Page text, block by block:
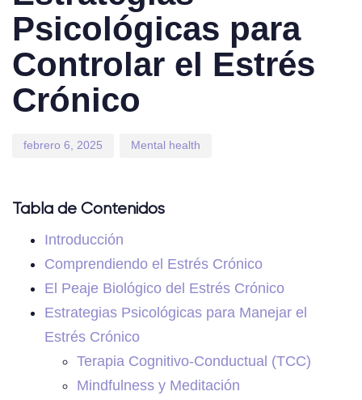
Psicológicas para
Controlar el Estrés
Crónico
febrero 6, 2025 Mental health
Tabla de Contenidos
Introducción
Comprendiendo el Estrés Crónico
El Peaje Biológico del Estrés Crónico
Estrategias Psicológicas para Manejar el
Estrés Crónico
Terapia Cognitivo-Conductual (TCC)
Mindfulness y Meditación